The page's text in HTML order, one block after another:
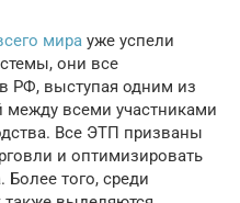
мира уже успели
они все
РФ, выступая одним из
между всеми участниками
Все ЭТП призваны
и оптимизировать
того, среди